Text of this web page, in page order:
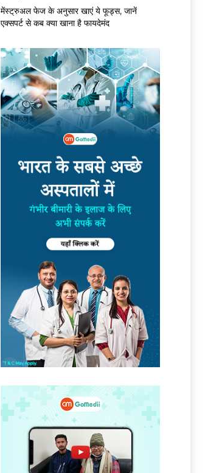
मेंस्ट्रुअल फेज के अनुसार खाएं ये फूड्स, जानें
एक्सपर्ट से कब क्या खाना है फायदेमंद